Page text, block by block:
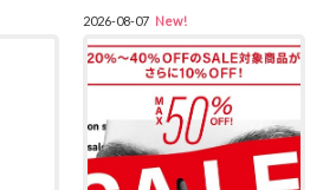
2026-08-07 New!